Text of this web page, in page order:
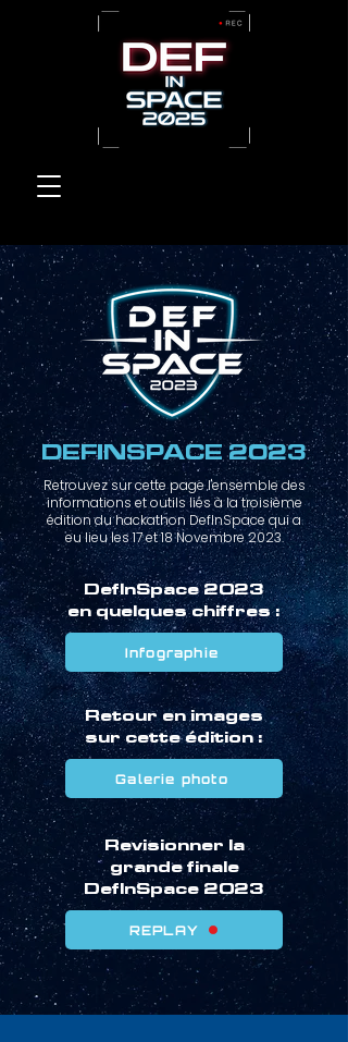
DEFINSPACE 2023
Retrouvez sur cette page l'ensemble des
informations et outils liés à la troisième
édition du hackathon DefInSpace qui a
eu lieu les 17 et 18 Novembre 2023.
DefInSpace 2023
en quelques chiffres :
Infographie
Retour en images
sur cette édition :
Galerie photo
Revisionner la
grande finale
DefInSpace 2023
REPLAY